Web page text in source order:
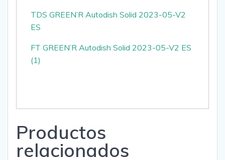
TDS GREEN’R Autodish Solid 2023-05-V2
ES
FT GREEN’R Autodish Solid 2023-05-V2 ES
(1)
Productos
relacionados